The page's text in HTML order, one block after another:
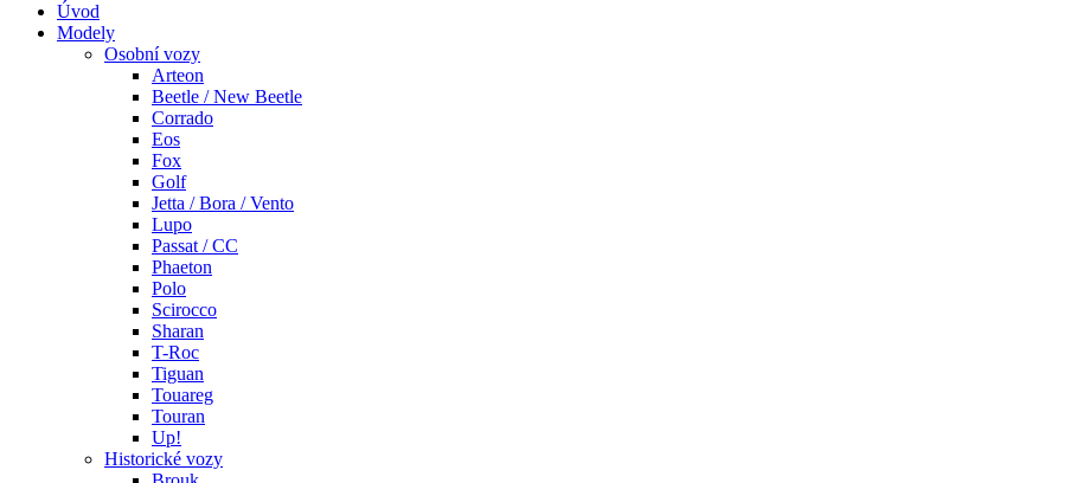
Úvod
Modely
Osobní vozy
Arteon
Beetle / New Beetle
Corrado
Eos
Fox
Golf
Jetta / Bora / Vento
Lupo
Passat / CC
Phaeton
Polo
Scirocco
Sharan
T-Roc
Tiguan
Touareg
Touran
Up!
Historické vozy